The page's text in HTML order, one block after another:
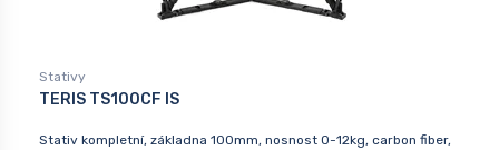
Stativy
TERIS TS100CF IS
Stativ kompletní, základna 100mm, nosnost 0-12kg, carbon fiber,